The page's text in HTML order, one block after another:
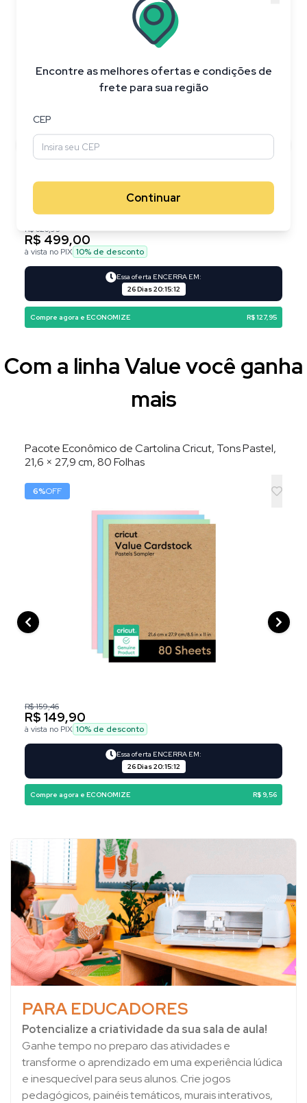
Encontre as melhores ofertas e condições de
frete para sua região
CEP
Continuar
R$ 626,95
R$ 499,00
à vista no PIX 10% de desconto
Essa oferta ENCERRA EM:
26 Dias20:15:11
Compre agora e ECONOMIZE R$ 127,95
Com a linha Value você ganha
mais
Pacote Econômico de Cartolina Cricut, Tons Pastel,
21,6 × 27,9 cm, 80 Folhas
6%OFF
R$ 159,46
R$ 149,90
à vista no PIX 10% de desconto
Essa oferta ENCERRA EM:
26 Dias20:15:11
Compre agora e ECONOMIZE R$ 9,56
PARA EDUCADORES
Potencialize a criatividade da sua sala de aula!
Ganhe tempo no preparo das atividades e
transforme o aprendizado em uma experiência lúdica
e inesquecível para seus alunos. Crie jogos
pedagógicos, painéis temáticos, murais interativos,